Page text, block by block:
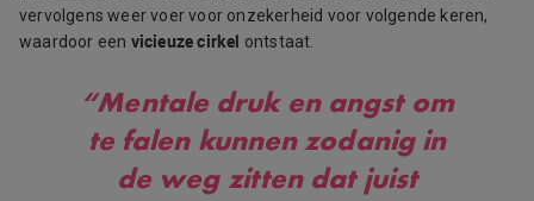
vervolgens weer voer voor onzekerheid voor volgende keren,
waardoor een vicieuze cirkel ontstaat.
“Mentale druk en angst om
te falen kunnen zodanig in
de weg zitten dat juist